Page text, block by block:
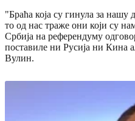
"Браћа која су гинула за нашу
то од нас траже они који су
Србија на референдуму
поставиле ни Русија ни Кина
Вулин.